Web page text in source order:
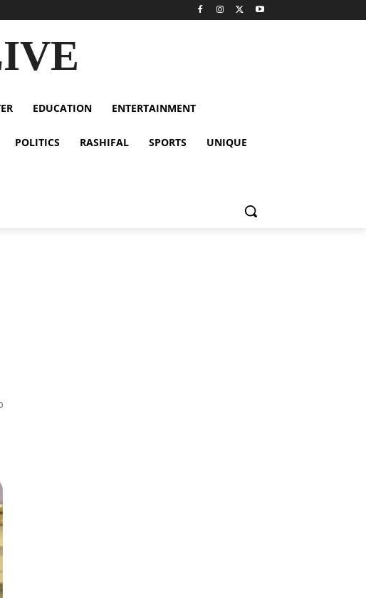
EDUCATION ENTERTAINMENT
POLITICS RASHIFAL SPORTS UNIQUE